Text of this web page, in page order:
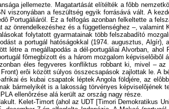
jellemezte. Magatartását elítélték a fôbb
viszonyában a feszültség egyik forrásává vált. A
Portugáliáról. Ez a felfogás azonban felkeltette a
önrendelkezéshez és a függetlenséghez –,
folytatott gyarmatainak több felszabadító
a portugál hatóságokkal (1974. augusztus,
létre a megállapodás a dél-portugáliai Alvorban,
fômegbízott és a három mozgalom
éles fegyveres konfliktus robbant ki, mivel –
erôi között súlyos összecsapások zajlottak le. A
és kubai csapatok léptek Angola földjére, az
bármelyikét is a lakosság törvényes képviselôjének
ellenôrzése alá került az ország nagy része.
Kelet-Timort (ahol az UDT [Timori Demokratikus